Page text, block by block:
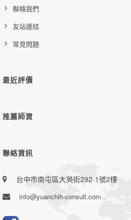
聯絡我們
友站連結
常見問題
最近評價
推薦師資
聯絡資訊
台中市南屯區大英街292-1號2樓
info@yuanchih-consult.com